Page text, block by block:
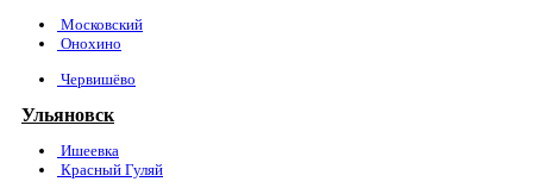
Московский
Онохино
Червишёво
Ульяновск
Ишеевка
Красный Гуляй